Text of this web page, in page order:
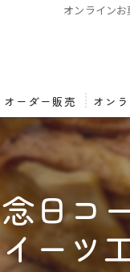
オンライン
オーダー販売
スイーツオーダー販売
オーダーの流れ
オン
オン
オン
日コ
ーツ